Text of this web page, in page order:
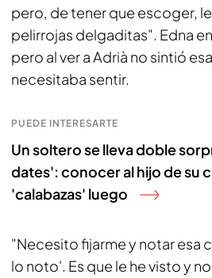
pero, de tener que escoger,
pelirrojas delgaditas". Edna
pero al ver a Adrià no sintió
necesitaba sentir.
PUEDE INTERESARTE
Un soltero se lleva doble
dates': conocer al hijo de su
'calabazas' luego
"Necesito fijarme y notar esa
lo noto'. Es que le he visto y